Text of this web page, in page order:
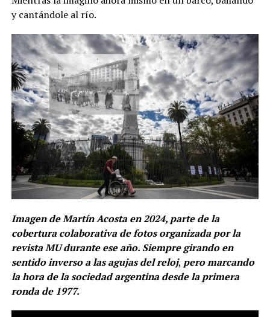
y cantándole al río.
Imagen de Martín Acosta en 2024, parte de la
cobertura colaborativa de fotos organizada por la
revista MU durante ese año. Siempre girando en
sentido inverso a las agujas del reloj, pero marcando
la hora de la sociedad argentina desde la primera
ronda de 1977.